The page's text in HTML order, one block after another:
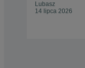
Lubasz
14 lipca 2026